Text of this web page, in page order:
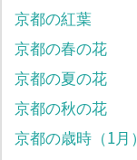
京都の紅葉
京都の春の花
京都の夏の花
京都の秋の花
京都の歳時（1月）